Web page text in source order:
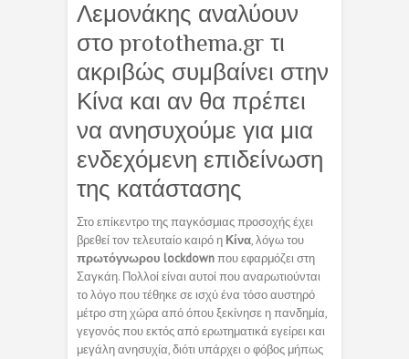
Λεμονάκης αναλύουν
στο protothema.gr τι
ακριβώς συμβαίνει στην
Κίνα και αν θα πρέπει
να ανησυχούμε για μια
ενδεχόμενη επιδείνωση
της κατάστασης
Στο επίκεντρο της παγκόσμιας προσοχής έχει
βρεθεί τον τελευταίο καιρό η Κίνα, λόγω του
πρωτόγνωρου lockdownπου εφαρμόζει στη
Σαγκάη. Πολλοί είναι αυτοί που αναρωτιούνται
το λόγο που τέθηκε σε ισχύ ένα τόσο αυστηρό
μέτρο στη χώρα από όπου ξεκίνησε η πανδημία,
γεγονός που εκτός από ερωτηματικά εγείρει και
μεγάλη ανησυχία, διότι υπάρχει ο φόβος μήπως